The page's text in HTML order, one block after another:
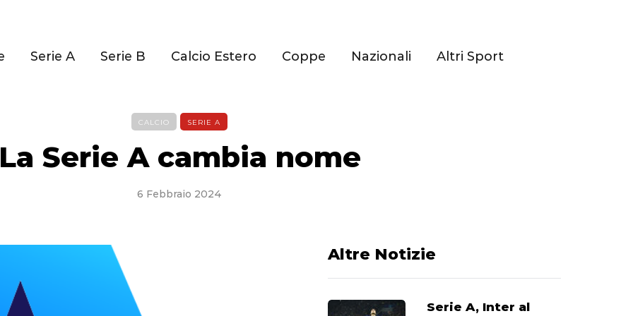
Serie A Serie B Calcio Estero Coppe Nazionali Altri Sport
CALCIO SERIE A
Serie A cambia nome
6 Febbraio 2024
Altre Notizie
Serie A, Inter al